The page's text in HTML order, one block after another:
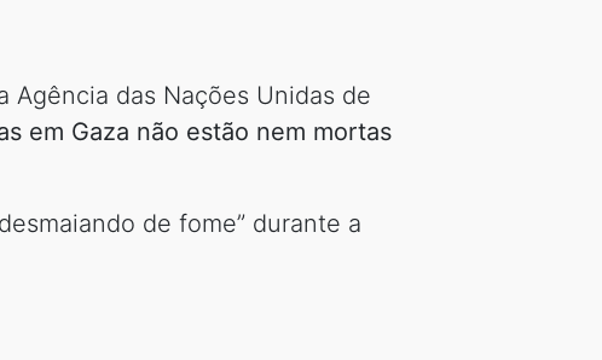
Agência das Nações Unidas de
em Gaza não estão nem mortas
de fome” durante a